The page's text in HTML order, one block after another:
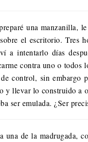
una manzanilla,
el escritorio. Tres
a intentarlo días
contra uno o todos
control, sin embargo
y llevar lo construido a
ser emulada. ¿Ser
una de la madrugada,